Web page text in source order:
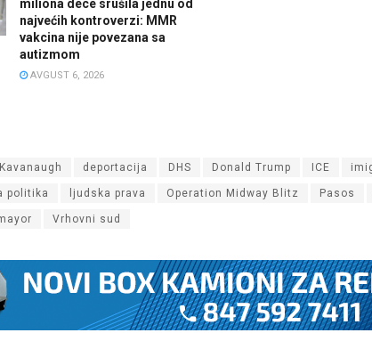
miliona dece srušila jednu od
najvećih kontroverzi: MMR
vakcina nije povezana sa
autizmom
AVGUST 6, 2026
deportacija DHS Donald Trump ICE
politika ljudska prava Operation Midway Blitz Pasos
Vrhovni sud